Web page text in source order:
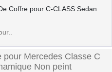
Coffre pour C-CLASS Sedan
pour Mercedes Classe C
Non peint